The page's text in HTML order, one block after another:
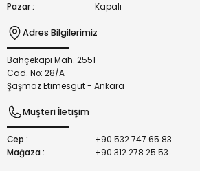
Pazar :
Kapalı
Adres Bilgilerimiz
Bahçekapı Mah. 2551
Cad. No: 28/A
Şaşmaz Etimesgut - Ankara
Müşteri İletişim
Cep :
+90 532 747 65 83
Mağaza :
+90 312 278 25 53